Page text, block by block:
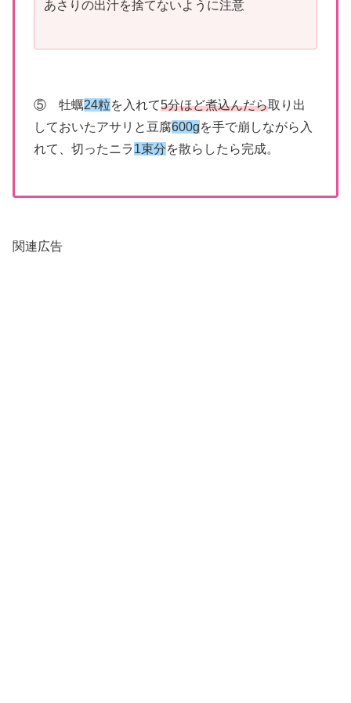
あさりの出汁を捨てないように注意
⑤ 牡蠣24粒を入れて5分ほど煮込んだら取り出
しておいたアサリと豆腐600gを手で崩しながら入
れて、切ったニラ1束分を散らしたら完成。
関連広告